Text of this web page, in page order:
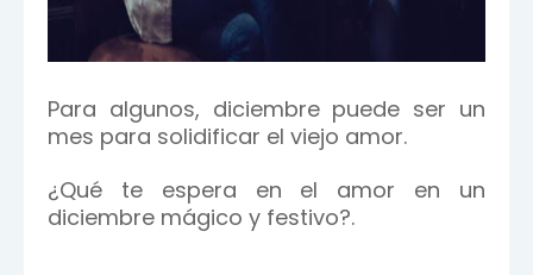
Para algunos, diciembre puede ser un
mes para solidificar el viejo amor.
¿Qué te espera en el amor en un
diciembre mágico y festivo?.